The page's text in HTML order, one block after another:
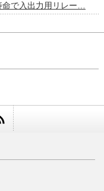
で入出力用リレー…